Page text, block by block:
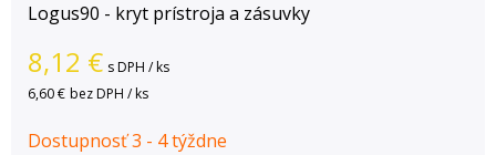
Logus90 - kryt prístroja a zásuvky
8,12 € s DPH / ks
6,60 € bez DPH / ks
Dostupnosť 3 - 4 týždne